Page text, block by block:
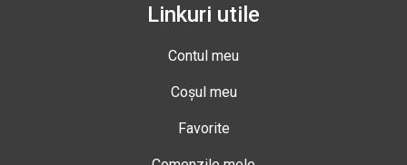
Linkuri utile
Contul meu
Coșul meu
Favorite